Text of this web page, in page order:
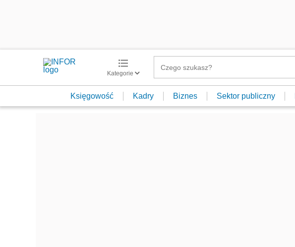
Kategorie
Księgowość Kadry Biznes Sektor publiczny